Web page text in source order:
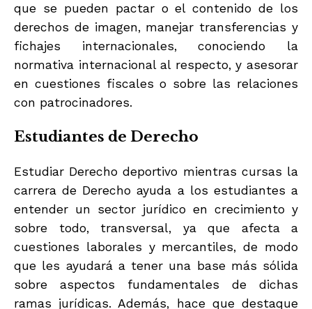
que se pueden pactar o el contenido de los
derechos de imagen, manejar transferencias y
fichajes internacionales, conociendo la
normativa internacional al respecto, y asesorar
en cuestiones fiscales o sobre las relaciones
con patrocinadores.
Estudiantes de Derecho
Estudiar Derecho deportivo mientras cursas la
carrera de Derecho ayuda a los estudiantes a
entender un sector jurídico en crecimiento y
sobre todo, transversal, ya que afecta a
cuestiones laborales y mercantiles, de modo
que les ayudará a tener una base más sólida
sobre aspectos fundamentales de dichas
ramas jurídicas. Además, hace que destaque